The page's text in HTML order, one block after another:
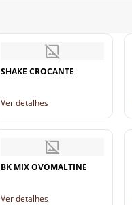
SHAKE CROCANTE
Ver detalhes
BK MIX OVOMALTINE
Ver detalhes